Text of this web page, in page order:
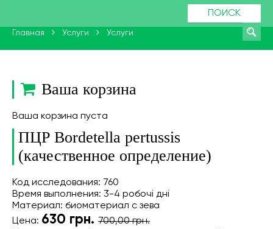
ПОИСК
Главная Услуги Услуги
Ваша корзина
Ваша корзина пуста
ПЦР Bordetella pertussis
(качественное определение)
Код исследования: 760
Время выполнения: 3-4 робочі дні
Материал: биоматериал с зева
Цена: 630 грн. 700,00 грн.